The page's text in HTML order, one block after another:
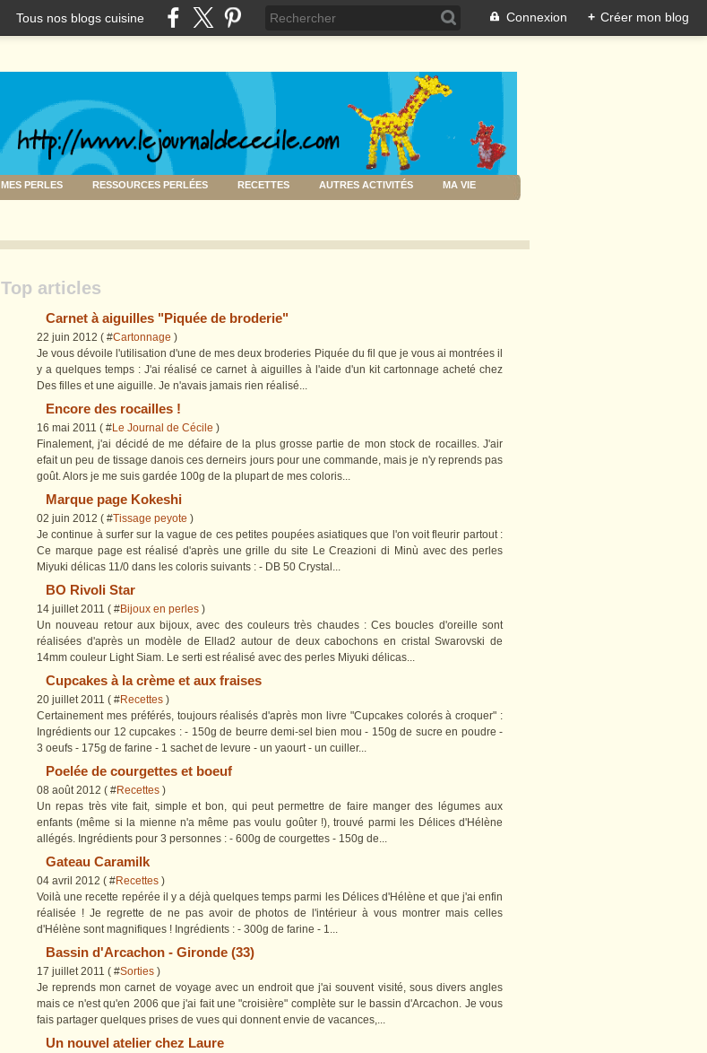
Tous nos blogs cuisine Connexion + Créer mon blog
MES PERLES RESSOURCES PERLÉES RECETTES AUTRES ACTIVITÉS MA VIE
Top articles
Carnet à aiguilles "Piquée de broderie"
22 juin 2012 ( #Cartonnage )
Je vous dévoile l'utilisation d'une de mes deux broderies Piquée du fil que je vous ai montrées il
y a quelques temps : J'ai réalisé ce carnet à aiguilles à l'aide d'un kit cartonnage acheté chez
Des filles et une aiguille. Je n'avais jamais rien réalisé...
Encore des rocailles !
16 mai 2011 ( #Le Journal de Cécile )
Finalement, j'ai décidé de me défaire de la plus grosse partie de mon stock de rocailles. J'air
efait un peu de tissage danois ces derneirs jours pour une commande, mais je n'y reprends pas
goût. Alors je me suis gardée 100g de la plupart de mes coloris...
Marque page Kokeshi
02 juin 2012 ( #Tissage peyote )
Je continue à surfer sur la vague de ces petites poupées asiatiques que l'on voit fleurir partout :
Ce marque page est réalisé d'après une grille du site Le Creazioni di Minù avec des perles
Miyuki délicas 11/0 dans les coloris suivants : - DB 50 Crystal...
BO Rivoli Star
14 juillet 2011 ( #Bijoux en perles )
Un nouveau retour aux bijoux, avec des couleurs très chaudes : Ces boucles d'oreille sont
réalisées d'après un modèle de Ellad2 autour de deux cabochons en cristal Swarovski de
14mm couleur Light Siam. Le serti est réalisé avec des perles Miyuki délicas...
Cupcakes à la crème et aux fraises
20 juillet 2011 ( #Recettes )
Certainement mes préférés, toujours réalisés d'après mon livre "Cupcakes colorés à croquer" :
Ingrédients our 12 cupcakes : - 150g de beurre demi-sel bien mou - 150g de sucre en poudre -
3 oeufs - 175g de farine - 1 sachet de levure - un yaourt - un cuiller...
Poelée de courgettes et boeuf
08 août 2012 ( #Recettes )
Un repas très vite fait, simple et bon, qui peut permettre de faire manger des légumes aux
enfants (même si la mienne n'a même pas voulu goûter !), trouvé parmi les Délices d'Hélène
allégés. Ingrédients pour 3 personnes : - 600g de courgettes - 150g de...
Gateau Caramilk
04 avril 2012 ( #Recettes )
Voilà une recette repérée il y a déjà quelques temps parmi les Délices d'Hélène et que j'ai enfin
réalisée ! Je regrette de ne pas avoir de photos de l'intérieur à vous montrer mais celles
d'Hélène sont magnifiques ! Ingrédients : - 300g de farine - 1...
Bassin d'Arcachon - Gironde (33)
17 juillet 2011 ( #Sorties )
Je reprends mon carnet de voyage avec un endroit que j'ai souvent visité, sous divers angles
mais ce n'est qu'en 2006 que j'ai fait une "croisière" complète sur le bassin d'Arcachon. Je vous
fais partager quelques prises de vues qui donnent envie de vacances,...
Un nouvel atelier chez Laure